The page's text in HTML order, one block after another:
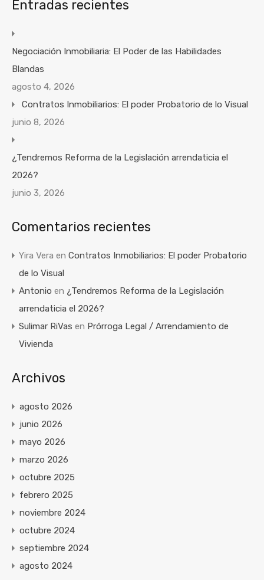
Entradas recientes
Negociación Inmobiliaria: El Poder de las Habilidades
Blandas
agosto 4, 2026
Contratos Inmobiliarios: El poder Probatorio de lo Visual
junio 8, 2026
¿Tendremos Reforma de la Legislación arrendaticia el
2026?
junio 3, 2026
Comentarios recientes
Yira Vera en Contratos Inmobiliarios: El poder Probatorio
de lo Visual
Antonio en ¿Tendremos Reforma de la Legislación
arrendaticia el 2026?
Sulimar RiVas en Prórroga Legal / Arrendamiento de
Vivienda
Archivos
agosto 2026
junio 2026
mayo 2026
marzo 2026
octubre 2025
febrero 2025
noviembre 2024
octubre 2024
septiembre 2024
agosto 2024